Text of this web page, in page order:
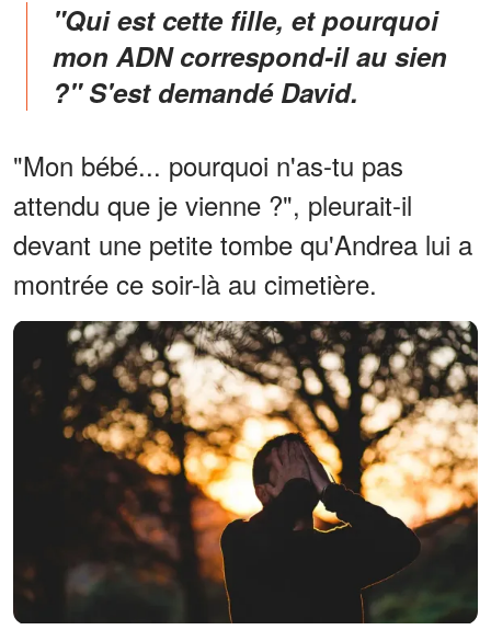
"Qui est cette fille, et pourquoi
mon ADN correspond-il au sien
?" S'est demandé David.
"Mon bébé... pourquoi n'as-tu pas
attendu que je vienne ?", pleurait-il
devant une petite tombe qu'Andrea lui a
montrée ce soir-là au cimetière.